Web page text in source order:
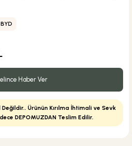
Haber Ver
Ürünün Kırılma İhtimali ve Sevk
DEPOMUZDAN Teslim Edilir.